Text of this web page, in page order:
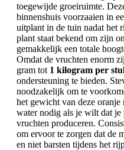
toegewijde groeiruimte.
binnenshuis voorzaaien in
uitplant in de tuin nadat het
plant staat bekend om zijn
gemakkelijk een totale
Omdat de vruchten enorm
gram tot 1 kilogram per
ondersteuning te bieden.
noodzakelijk om te
het gewicht van deze oranje
water nodig als je wilt dat je
vruchten produceren.
om ervoor te zorgen dat de
en niet barsten tijdens het